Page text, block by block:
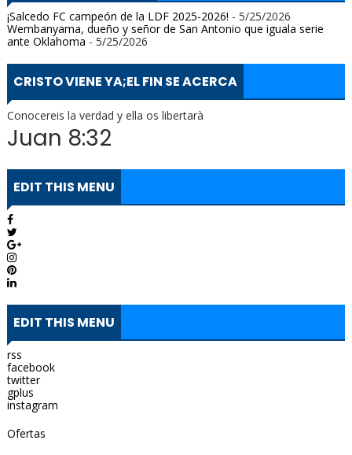
¡Salcedo FC campeón de la LDF 2025-2026! - 5/25/2026
Wembanyama, dueño y señor de San Antonio que iguala serie
ante Oklahoma - 5/25/2026
CRISTO VIENE YA;EL FIN SE ACERCA
Conocereis la verdad y ella os libertarà
Juan 8:32
EDIT THIS MENU
EDIT THIS MENU
rss
facebook
twitter
gplus
instagram
Ofertas